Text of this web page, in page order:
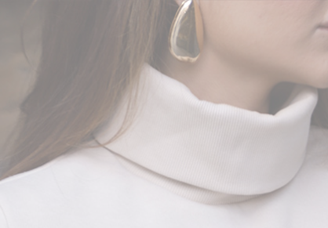
elastano para:
sofisticado
útil